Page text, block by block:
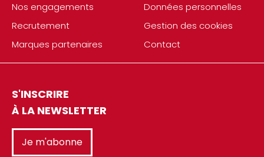
Nos engagements
Recrutement
Marques partenaires
Données personnelles
Gestion des cookies
Contact
S'INSCRIRE
À LA NEWSLETTER
Je m'abonne